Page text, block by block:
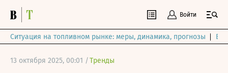
Войти
Ситуация на топливном рынке: меры, динамика, прогнозы
13 октября 2025, 00:01 /Тренды